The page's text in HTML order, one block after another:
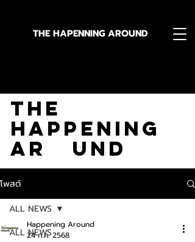
THE HAPENNING AROUND
The
Happening
Ar und
โพสต์
ALL NEWS
ALL NEWS
Happening Around
24 ก.ค. 2568